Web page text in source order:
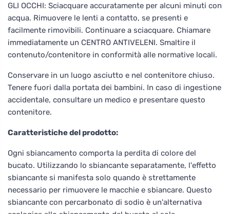
GLI OCCHI: Sciacquare accuratamente per alcuni minuti con
acqua. Rimuovere le lenti a contatto, se presenti e
facilmente rimovibili. Continuare a sciacquare. Chiamare
immediatamente un CENTRO ANTIVELENI. Smaltire il
contenuto/contenitore in conformità alle normative locali.
Conservare in un luogo asciutto e nel contenitore chiuso.
Tenere fuori dalla portata dei bambini. In caso di ingestione
accidentale, consultare un medico e presentare questo
contenitore.
Caratteristiche del prodotto:
Ogni sbiancamento comporta la perdita di colore del
bucato. Utilizzando lo sbiancante separatamente, l'effetto
sbiancante si manifesta solo quando è strettamente
necessario per rimuovere le macchie e sbiancare. Questo
sbiancante con percarbonato di sodio è un'alternativa